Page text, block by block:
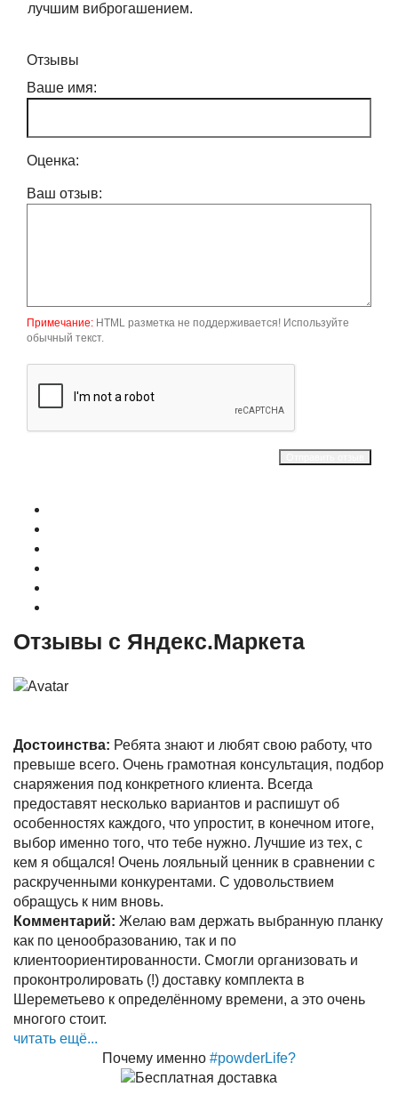
лучшим виброгашением.
Отзывы
Ваше имя:
Оценка:
Ваш отзыв:
Примечание: HTML разметка не поддерживается! Используйте
обычный текст.
Отзывы с Яндекс.Маркета
Достоинства: Ребята знают и любят свою работу, что
превыше всего. Очень грамотная консультация, подбор
снаряжения под конкретного клиента. Всегда
предоставят несколько вариантов и распишут об
особенностях каждого, что упростит, в конечном итоге,
выбор именно того, что тебе нужно. Лучшие из тех, с
кем я общался! Очень лояльный ценник в сравнении с
раскрученными конкурентами. С удовольствием
обращусь к ним вновь.
Комментарий: Желаю вам держать выбранную планку
как по ценообразованию, так и по
клиентоориентированности. Смогли организовать и
проконтролировать (!) доставку комплекта в
Шереметьево к определённому времени, а это очень
многого стоит.
читать ещё...
Почему именно #powderLife?